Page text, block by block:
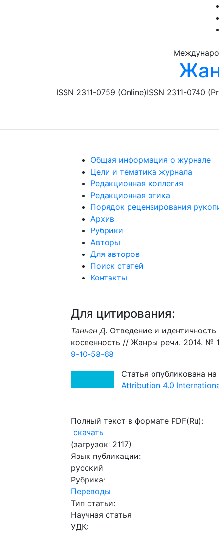
ISSN 2311-0759 (Online)ISSN 2311-0740
Общая информация о журнале
Цели и тематика журнала
Редакционная коллегия
Редакционная этика
Порядок рецензирования
Архив
Рубрики
Авторы
Для авторов
Поиск статей
Контакты
Для цитирования:
Таннен Д. Отведение и
косвенность // Жанры речи. 2014. №
9-10-58-68
Статья опубликована
Attribution 4.0
Полный текст в формате PDF(Ru):
скачать
(загрузок: 2117)
Язык публикации:
русский
Рубрика:
Переводы
Тип статьи:
Научная статья
УДК: